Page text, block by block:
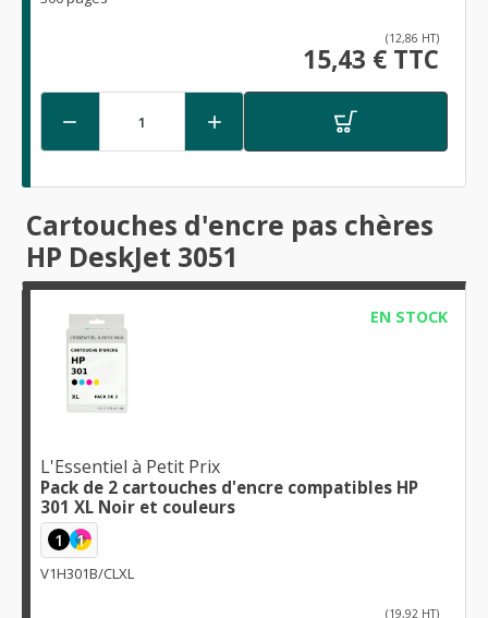
(12,86 HT)
15,43 € TTC
 
Cartouches d'encre pas chères
HP DeskJet 3051
EN STOCK
L'Essentiel à Petit Prix
Pack de 2 cartouches d'encre compatibles HP
301 XL Noir et couleurs
1 1
V1H301B/CLXL
(19,92 HT)